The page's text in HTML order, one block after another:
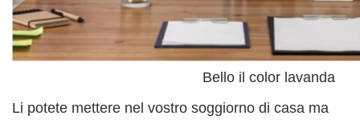
Bello il color lavanda
Li potete mettere nel vostro soggiorno di casa ma